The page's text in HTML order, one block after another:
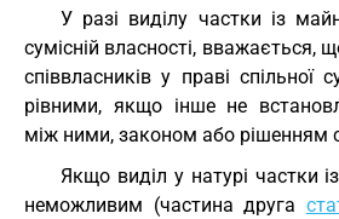
У разі виділу частки із
сумісній власності, вважається,
співвласників у праві спільної
рівними, якщо інше не
між ними, законом або рішенням
Якщо виділ у натурі частки
неможливим (частина друга